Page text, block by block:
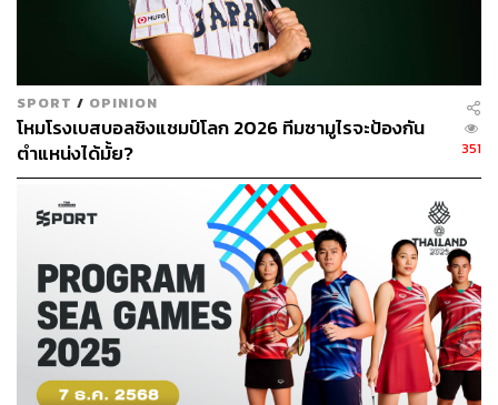
SPORT / OPINION
โหมโรงเบสบอลชิงแชมป์โลก 2026 ​ทีมซามูไรจะป้องกัน
ตำแหน่งได้มั้ย?
351